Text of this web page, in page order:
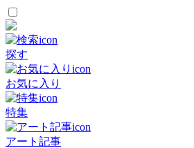
探す
お気に入り
特集
アート記事